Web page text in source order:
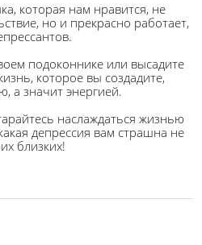
которая нам нравится, не
но и прекрасно работает,
подоконнике или высадите
которое вы создадите,
а значит энергией.
наслаждаться жизнью
депрессия вам страшна не
близких!